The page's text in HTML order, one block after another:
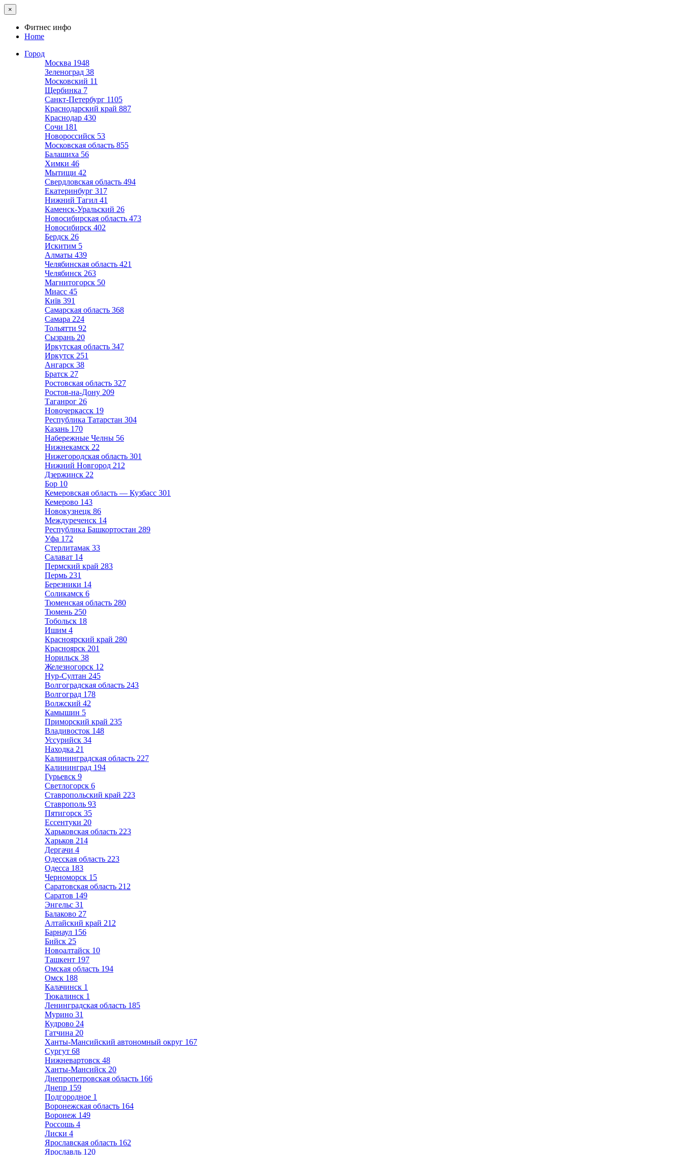
×
Фитнес инфо
Home
Город
Москва 1948
Зеленоград 38
Московский 11
Щербинка 7
Санкт-Петербург 1105
Краснодарский край 887
Краснодар 430
Сочи 181
Новороссийск 53
Московская область 855
Балашиха 56
Химки 46
Мытищи 42
Свердловская область 494
Екатеринбург 317
Нижний Тагил 41
Каменск-Уральский 26
Новосибирская область 473
Новосибирск 402
Бердск 26
Искитим 5
Алматы 439
Челябинская область 421
Челябинск 263
Магнитогорск 50
Миасс 45
Київ 391
Самарская область 368
Самара 224
Тольятти 92
Сызрань 20
Иркутская область 347
Иркутск 251
Ангарск 38
Братск 27
Ростовская область 327
Ростов-на-Дону 209
Таганрог 26
Новочеркасск 19
Республика Татарстан 304
Казань 170
Набережные Челны 56
Нижнекамск 22
Нижегородская область 301
Нижний Новгород 212
Дзержинск 22
Бор 10
Кемеровская область — Кузбасс 301
Кемерово 143
Новокузнецк 86
Междуреченск 14
Республика Башкортостан 289
Уфа 172
Стерлитамак 33
Салават 14
Пермский край 283
Пермь 231
Березники 14
Соликамск 6
Тюменская область 280
Тюмень 250
Тобольск 18
Ишим 4
Красноярский край 280
Красноярск 201
Норильск 38
Железногорск 12
Нур-Султан 245
Волгоградская область 243
Волгоград 178
Волжский 42
Камышин 5
Приморский край 235
Владивосток 148
Уссурийск 34
Находка 21
Калининградская область 227
Калининград 194
Гурьевск 9
Светлогорск 6
Ставропольский край 223
Ставрополь 93
Пятигорск 35
Ессентуки 20
Харьковская область 223
Харьков 214
Дергачи 4
Одесская область 223
Одесса 183
Черноморск 15
Саратовская область 212
Саратов 149
Энгельс 31
Балаково 27
Алтайский край 212
Барнаул 156
Бийск 25
Новоалтайск 10
Ташкент 197
Омская область 194
Омск 188
Калачинск 1
Тюкалинск 1
Ленинградская область 185
Мурино 31
Кудрово 24
Гатчина 20
Ханты-Мансийский автономный округ 167
Сургут 68
Нижневартовск 48
Ханты-Мансийск 20
Днепропетровская область 166
Днепр 159
Подгородное 1
Воронежская область 164
Воронеж 149
Россошь 4
Лиски 4
Ярославская область 162
Ярославль 120